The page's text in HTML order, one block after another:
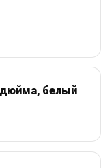
дюйма, белый